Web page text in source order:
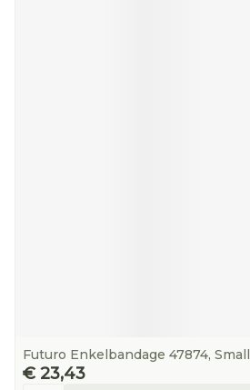
Futuro Enkelbandage 47874, Small
€ 23,43